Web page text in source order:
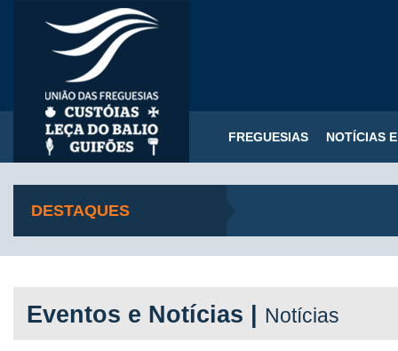
FREGUESIAS NOTÍCIAS
DESTAQUES
Eventos e Notícias | Notícias